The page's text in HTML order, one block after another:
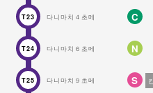
T23 다니마치４초메 C
T24 다니마치６초메 N
T25 다니마치９초메 S